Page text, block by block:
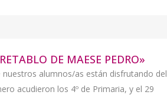
DE MAESE PEDRO»
alumnos/as están disfrutando del
acudieron los 4º de Primaria, y el 29